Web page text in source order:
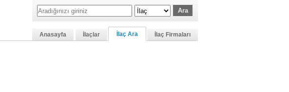
Anasayfa İlaçlar İlaç Ara İlaç Firmaları